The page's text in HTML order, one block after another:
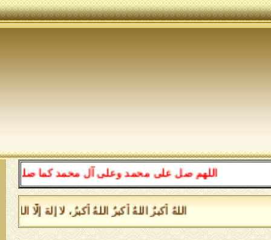
اللهم صل على محمد وعلى آل محمد كما صليت على
اللهُ أكبرُ اللهُ أكبرُ اللهُ أكبرُ، لا إلهَ إلَّا